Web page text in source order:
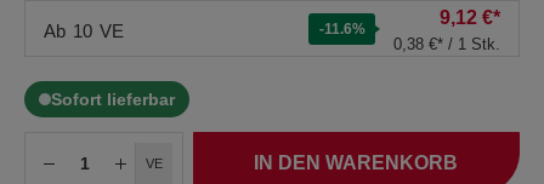
Ab 10 VE -11.6%
9,12 €*
0,38 €* / 1 Stk.
Sofort lieferbar
VE IN DEN WARENKORB